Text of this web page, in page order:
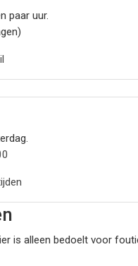
paar uur.
is alleen bedoelt voor